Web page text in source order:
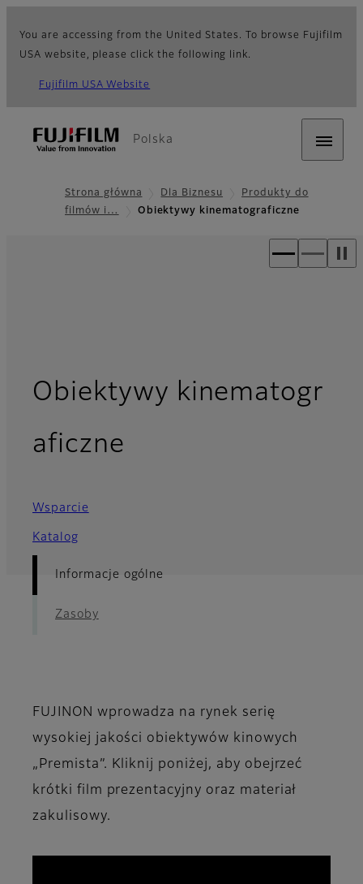
You are accessing from the United States. To browse Fujifilm
USA website, please click the following link.
Fujifilm USA Website
Polska
Strona główna Dla Biznesu
Produkty do
filmów i…
Obiektywy kinematograficzne
Obiektywy kinematogr
aficzne
Wsparcie
Katalog
Informacje ogólne
Zasoby
FUJINON wprowadza na rynek serię
wysokiej jakości obiektywów kinowych
„Premista”. Kliknij poniżej, aby obejrzeć
krótki film prezentacyjny oraz materiał
zakulisowy.